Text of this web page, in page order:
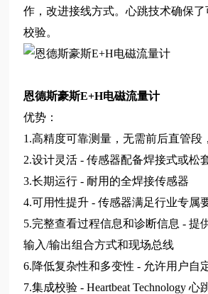
作，改进接线方式。心跳技术确保
校验。
恩德斯豪斯E+H电磁流量计
优势：
1.高精度可靠测量，无需前后直管段
2.设计灵活 - 传感器配备焊接式或松
3.长期运行 - 耐用的全焊接传感器
4.可用性提升 - 传感器满足行业专属
5.完整查看过程信息和诊断信息 - 提
输入/输出组合方式和现场总线
6.降低复杂性和多变性 - 允许用户自
7.集成校验 - Heartbeat Technology 心